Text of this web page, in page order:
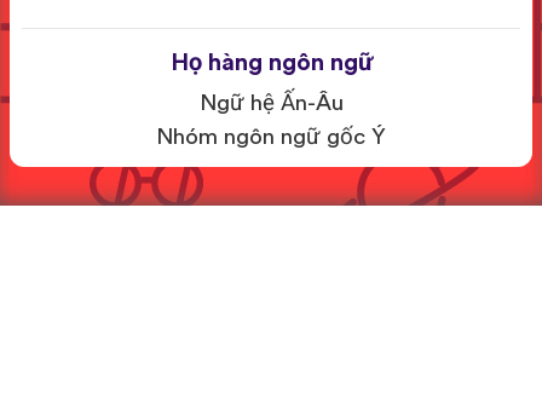
Họ hàng ngôn ngữ
Ngữ hệ Ấn-Âu
Nhóm ngôn ngữ gốc Ý